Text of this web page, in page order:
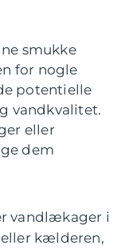
smukke
for nogle
potentielle
vandkvalitet.
eller
dem
vandlækager i
kælderen,